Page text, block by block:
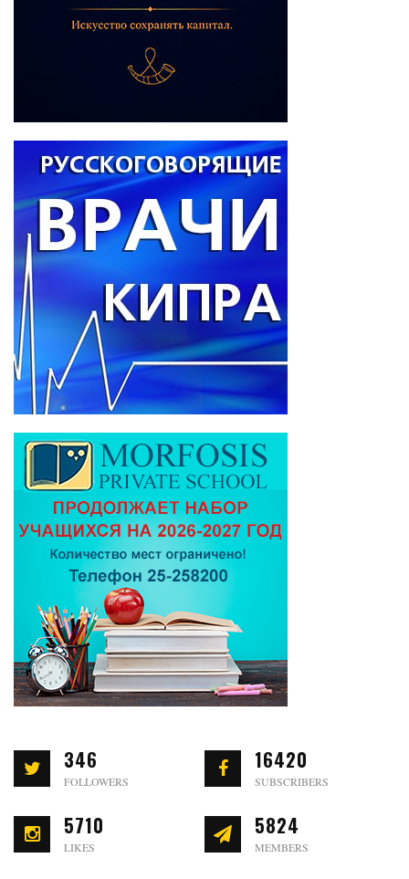
346
FOLLOWERS
16420
SUBSCRIBERS
5710
LIKES
5824
MEMBERS